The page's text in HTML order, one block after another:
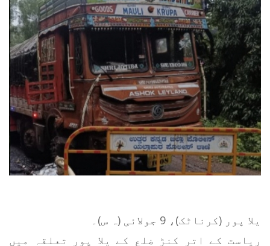
یلا پور (کرناٹک)، 9 جولائی (ہ س)۔
ریاست کے اتر کنڑ ضلع کے یلا پور تعلقہ میں